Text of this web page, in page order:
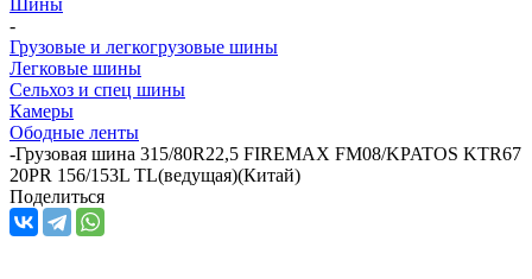
-
Грузовые и легкогрузовые шины
Легковые шины
Сельхоз и спец шины
Камеры
Ободные ленты
-Грузовая шина 315/80R22,5 FIREMAX FM08/KPATOS KTR67
20PR 156/153L TL(ведущая)(Китай)
Поделиться